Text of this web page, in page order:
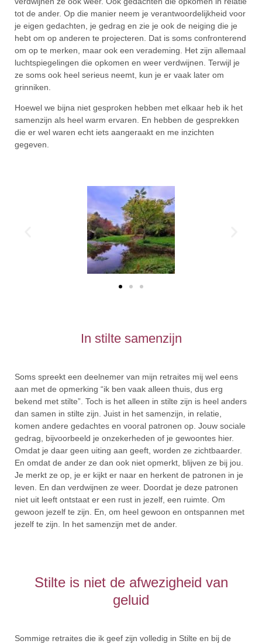
tot de ander. Op die manier neem je verantwoordelijkheid voor
je eigen gedachten, je gedrag en zie je ook de neiging die je
hebt om op anderen te projecteren. Dat is soms confronterend
om op te merken, maar ook een verademing. Het zijn allemaal
luchtspiegelingen die opkomen en weer verdwijnen. Terwijl je
ze soms ook heel serieus neemt, kun je er vaak later om
grinniken.
Hoewel we bijna niet gesproken hebben met elkaar heb ik het
samenzijn als heel warm ervaren. En hebben de gesprekken
die er wel waren echt iets aangeraakt en me inzichten
gegeven.
In stilte samenzijn
Soms spreekt een deelnemer van mijn retraites mij wel eens
aan met de opmerking “ik ben vaak alleen thuis, dus erg
bekend met stilte”. Toch is het alleen in stilte zijn is heel anders
dan samen in stilte zijn. Juist in het samenzijn, in relatie,
komen andere gedachtes en vooral patronen op. Jouw sociale
gedrag, bijvoorbeeld je onzekerheden of je gewoontes hier.
Omdat je daar geen uiting aan geeft, worden ze zichtbaarder.
En omdat de ander ze dan ook niet opmerkt, blijven ze bij jou.
Je merkt ze op, je er kijkt er naar en herkent de patronen in je
leven. En dan verdwijnen ze weer. Doordat je deze patronen
niet uit leeft ontstaat er een rust in jezelf, een ruimte. Om
gewoon jezelf te zijn. En, om heel gewoon en ontspannen met
jezelf te zijn. In het samenzijn met de ander.
Stilte is niet de afwezigheid van
geluid
Sommige retraites die ik geef zijn volledig in Stilte en bij de